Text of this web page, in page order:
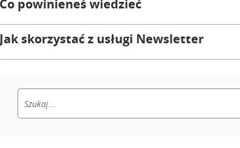
Co powinieneś wiedzieć
Jak skorzystać z usługi Newsletter